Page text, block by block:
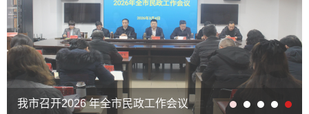
新乡市民政局召开全市民政系统安全生产、养老机构消防安全风险隐患整改暨社会保障重点工作推进会
我市召开2026 年全市民政工作会议